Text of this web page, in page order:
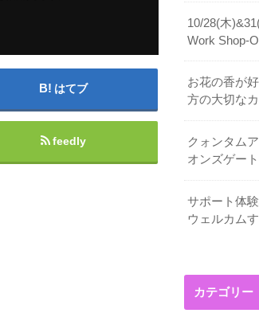
っ
だ
い。
はてブ
feedly
10/28(木
Work Shop-
お花の香が
方の大切な
クォンタム
オンズゲー
サポート体
ウェルカム
カテゴリー